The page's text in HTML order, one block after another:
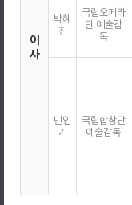
이
사
박혜
진
국립오페라
단 예술감
독
민인
기
국립합창단
예술감독